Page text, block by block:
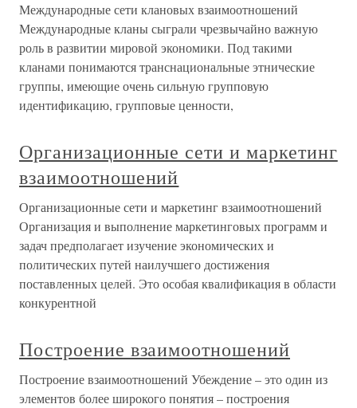
Международные сети клановых взаимоотношений
Международные кланы сыграли чрезвычайно важную
роль в развитии мировой экономики. Под такими
кланами понимаются транснациональные этнические
группы, имеющие очень сильную групповую
идентификацию, групповые ценности,
Организационные сети и маркетинг
взаимоотношений
Организационные сети и маркетинг взаимоотношений
Организация и выполнение маркетинговых программ и
задач предполагает изучение экономических и
политических путей наилучшего достижения
поставленных целей. Это особая квалификация в области
конкурентной
Построение взаимоотношений
Построение взаимоотношений Убеждение – это один из
элементов более широкого понятия – построения